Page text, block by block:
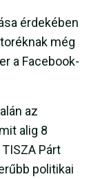
érdekében
még
a Facebook-
az
alig 8
Párt
politikai